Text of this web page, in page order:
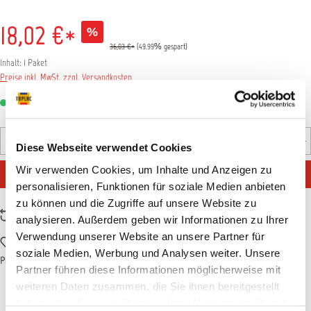
Diese Webseite verwendet Cookies
Wir verwenden Cookies, um Inhalte und Anzeigen zu
personalisieren, Funktionen für soziale Medien anbieten
zu können und die Zugriffe auf unsere Website zu
analysieren. Außerdem geben wir Informationen zu Ihrer
Verwendung unserer Website an unsere Partner für
soziale Medien, Werbung und Analysen weiter. Unsere
Partner führen diese Informationen möglicherweise mit
weiteren Daten zusammen, die Sie ihnen bereitgestellt
18,02 €* %
36,03 €* (49.99% gespart)
Inhalt: 1 Paket
Preise inkl. MwSt. zzgl. Versandkosten
Sofort verfügbar, Lieferzeit: 1-3 Tage
Produkt Anzahl: Gib den gewünschten Wert ein oder
IN DEN WARENKORB
Zum Vergleich hinzufügen
Zum Merkzettel hinzufügen
Produktnummer:11ALLZ317